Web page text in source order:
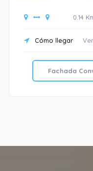
0.14
Cómo llegar
Fachada